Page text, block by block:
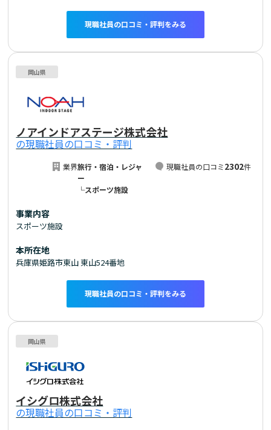
現職社員の口コミ・評判をみる
岡山県
ノアインドアステージ株式会社
の現職社員の口コミ・評判
業界旅行・宿泊・レジャ
ー
└スポーツ施設
現職社員の口コミ2302件
事業内容
スポーツ施設
本所在地
兵庫県姫路市東山 東山524番地
現職社員の口コミ・評判をみる
岡山県
イシグロ株式会社
の現職社員の口コミ・評判